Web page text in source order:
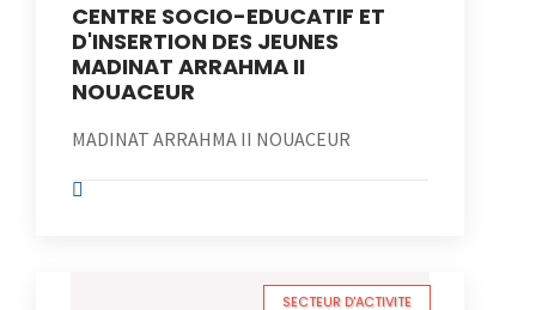
CENTRE SOCIO-EDUCATIF ET
D'INSERTION DES JEUNES
MADINAT ARRAHMA II
NOUACEUR
MADINAT ARRAHMA II NOUACEUR
SECTEUR D'ACTIVITE